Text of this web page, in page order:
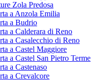
Zola Predosa
a Anzola Emilia
a Budrio
a Calderara di Reno
a Casalecchio di Reno
a Castel Maggiore
a Castel San Pietro Terme
a Castenaso
a Crevalcore